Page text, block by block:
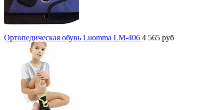
Ортопедическая обувь Luomma LM-406 4 565 руб